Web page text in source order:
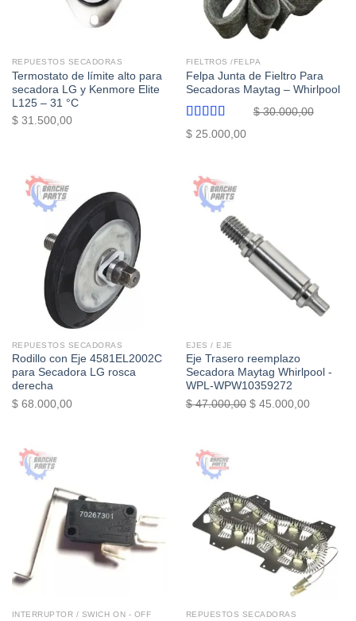
REPUESTOS SECADORAS
Termostato de límite alto para
secadora LG y Kenmore Elite
L125 – 31 °C
$31.500,00
FIELTROS /FELPA
Felpa Junta de Fieltro Para
Secadoras Maytag – Whirlpool
Valorado
con
de
$30.000,00
El
era:
$ 30.000,00.
$25.000,00El
REPUESTOS SECADORAS
Rodillo con Eje 4581EL2002C
para Secadora LG rosca
derecha
$68.000,00
EJES / EJE
Eje Trasero reemplazo
Secadora Maytag Whirlpool -
WPL-WPW10359272
$47.000,00 El
$45.000,00El
INTERRUPTOR / SWICH ON - OFF REPUESTOS SECADORAS